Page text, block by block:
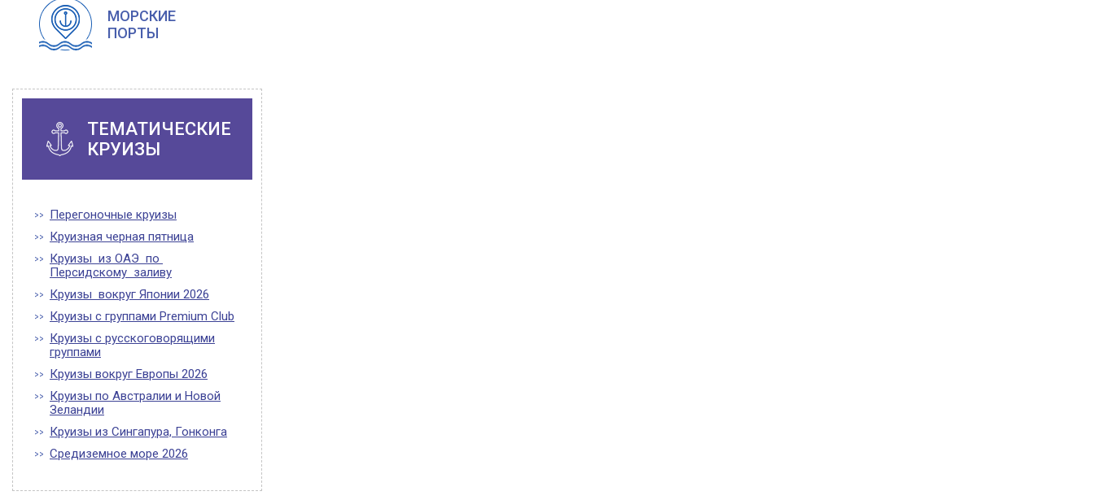
МОРСКИЕ
ПОРТЫ
ТЕМАТИЧЕСКИЕ
КРУИЗЫ
Перегоночные круизы
Круизная черная пятница
Круизы из ОАЭ по
Персидскому заливу
Круизы вокруг Японии 2026
Круизы с группами Premium Club
Круизы с русскоговорящими
группами
Круизы вокруг Европы 2026
Круизы по Австралии и Новой
Зеландии
Круизы из Сингапура, Гонконга
Средиземное море 2026